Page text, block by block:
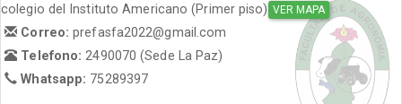
colegio del Instituto Americano (Primer piso) VER MAPA
Correo:prefasfa2022@gmail.com
Telefono: 2490070 (Sede La Paz)
Whatsapp: 75289397